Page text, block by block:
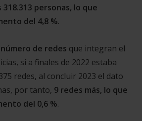
318.313 personas, lo que
del 4,8 %.
número de redes que integran el
si a finales de 2022 estaba
redes, al concluir 2023 el dato
por tanto, 9 redes más, lo que
del 0,6 %.